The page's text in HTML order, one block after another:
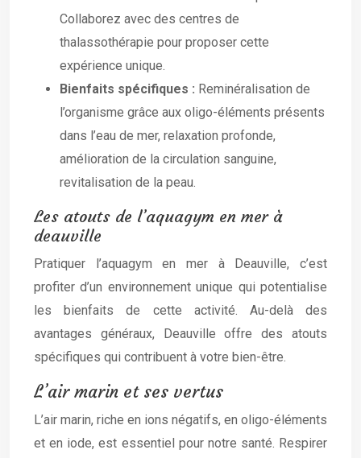
Collaborez avec des centres de
thalassothérapie pour proposer cette
expérience unique.
Bienfaits spécifiques : Reminéralisation de
l’organisme grâce aux oligo-éléments présents
dans l’eau de mer, relaxation profonde,
amélioration de la circulation sanguine,
revitalisation de la peau.
Les atouts de l’aquagym en mer à
deauville
Pratiquer l’aquagym en mer à Deauville, c’est
profiter d’un environnement unique qui potentialise
les bienfaits de cette activité. Au-delà des
avantages généraux, Deauville offre des atouts
spécifiques qui contribuent à votre bien-être.
L’air marin et ses vertus
L’air marin, riche en ions négatifs, en oligo-éléments
et en iode, est essentiel pour notre santé. Respirer